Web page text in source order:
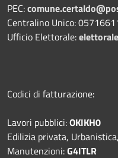
PEC:
Centralino Unico:
Ufficio Elettorale:
Codici di fatturazione:
Lavori pubblici:OKIKH0
Edilizia privata,
Manutenzioni:G4ITLR